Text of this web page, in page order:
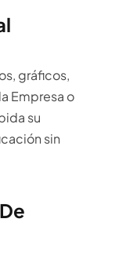
gráficos,
Empresa o
su
sin